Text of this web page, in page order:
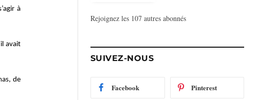
à
avait
de
e
m
a
Rejoignez les 107 autres abonnés
SUIVEZ-NOUS
Facebook Pinterest